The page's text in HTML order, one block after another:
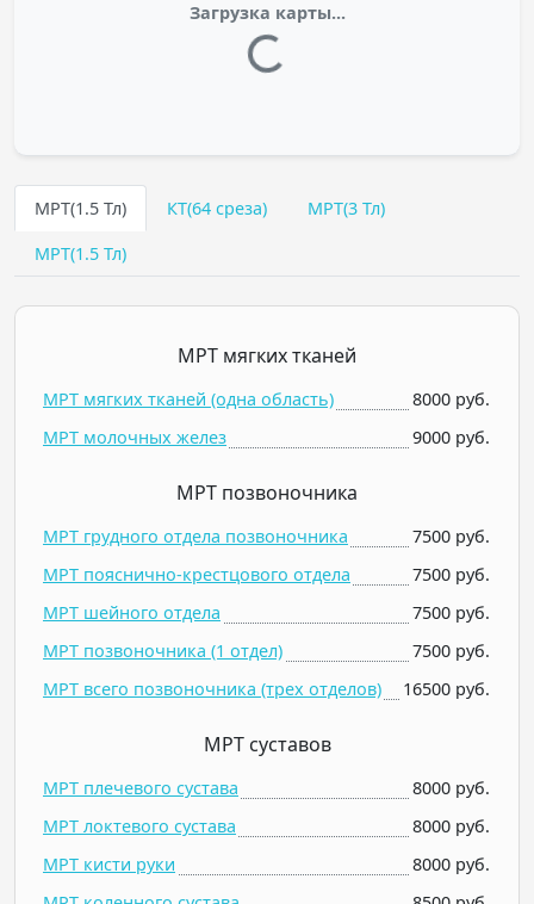
Загрузка карты...
МРТ(1.5 Тл) КТ(64 среза)
МРТ(3 Тл)
МРТ(1.5 Тл)
МРТ мягких тканей
МРТ мягких тканей (одна область)
8000 руб.
МРТ молочных желез
9000 руб.
МРТ позвоночника
МРТ грудного отдела позвоночника
7500 руб.
МРТ пояснично-крестцового отдела
7500 руб.
МРТ шейного отдела
7500 руб.
МРТ позвоночника (1 отдел)
7500 руб.
МРТ всего позвоночника (трех отделов)
16500 руб.
МРТ суставов
МРТ плечевого сустава
8000 руб.
МРТ локтевого сустава
8000 руб.
МРТ кисти руки
8000 руб.